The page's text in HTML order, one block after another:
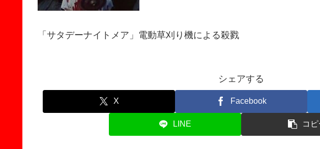
「サタデーナイトメア」電動草刈り機による殺戮
シェアする
X Facebook
LINE コピ